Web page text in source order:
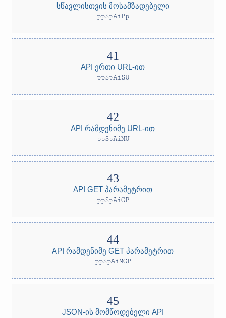
სწავლისთვის მოსამზადებელი
ppSpAiPp
API ერთი URL-ით
ppSpAiSU
API რამდენიმე URL-ით
ppSpAiMU
API GET პარამეტრით
ppSpAiGP
API რამდენიმე GET პარამეტრით
ppSpAiMGP
JSON-ის მომწოდებელი API